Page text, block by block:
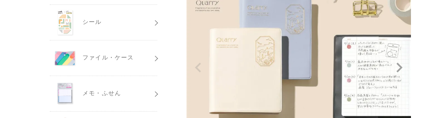
シール
ファイル・ケース
メモ・ふせん